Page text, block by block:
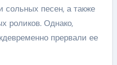
сольных песен, а также
роликов. Однако,
прервали ее